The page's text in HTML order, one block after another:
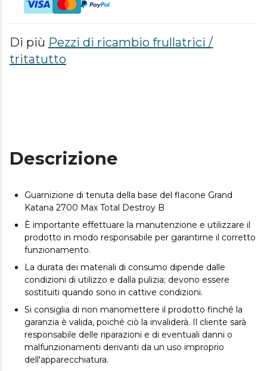
Di più Pezzi di ricambio frullatrici /
tritatutto
Descrizione
Guarnizione di tenuta della base del flacone Grand
Katana 2700 Max Total Destroy B
È importante effettuare la manutenzione e utilizzare il
prodotto in modo responsabile per garantirne il corretto
funzionamento.
La durata dei materiali di consumo dipende dalle
condizioni di utilizzo e dalla pulizia; devono essere
sostituiti quando sono in cattive condizioni.
Si consiglia di non manomettere il prodotto finché la
garanzia è valida, poiché ciò la invaliderà. Il cliente sarà
responsabile delle riparazioni e di eventuali danni o
malfunzionamenti derivanti da un uso improprio
dell'apparecchiatura.